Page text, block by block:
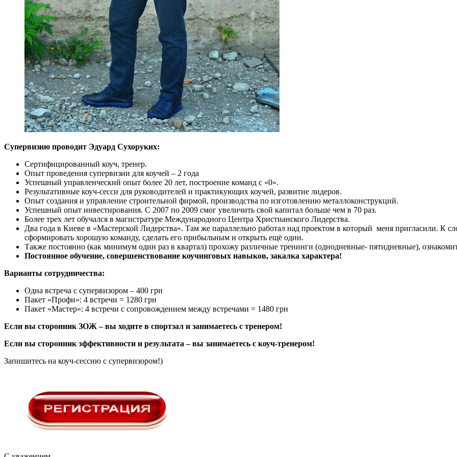
Супервизию проводит Эдуард Сухоруких:
Сертифицированный коуч, тренер.
Опыт проведения супервизии для коучей – 2 года
Успешный управленческий опыт более 20 лет, построение команд с «0».
Результативные коуч-сесси для руководителей и практикующих коучей, развитие лидеров.
Опыт создания и управление строительной фирмой, производства по изготовлению металлоконструкций.
Успешный опыт инвестирования. С 2007 по 2009 смог увеличить свой капитал больше чем в 70 раз.
Более трех лет обучался в магистратуре Международного Центра Христианского Лидерства.
Два года в Киеве в «Мастерской Лидерства». Там же параллельно работал над проектом в который меня пригласили. К
сформировать хорошую команду, сделать его прибыльным и открыть ещё один.
Также постоянно (как минимум один раз в квартал) прохожу различные тренинги (однодневные- пятидневные),
Постоянное обучение, совершенствование коучинговых навыков, закалка характера!
Варианты сотрудничества:
Одна встреча с супервизором – 400 грн
Пакет «Профи»: 4 встречи = 1280 грн
Пакет «Мастер»: 4 встречи с сопровождением между встречами = 1480 грн
Если вы сторонник ЗОЖ – вы ходите в спортзал и занимаетесь с тренером!
Если вы сторонник эффективности и результата – вы занимаетесь с коуч-тренером!
Запишитесь на коуч-сессию с супервизором!)